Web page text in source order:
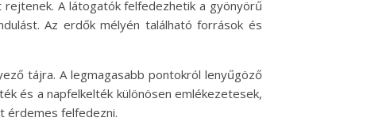
A látogatók felfedezhetik a gyönyörű
Az erdők mélyén található források és
tájra. A legmagasabb pontokról lenyűgöző
és a napfelkelték különösen emlékezetesek,
érdemes felfedezni.